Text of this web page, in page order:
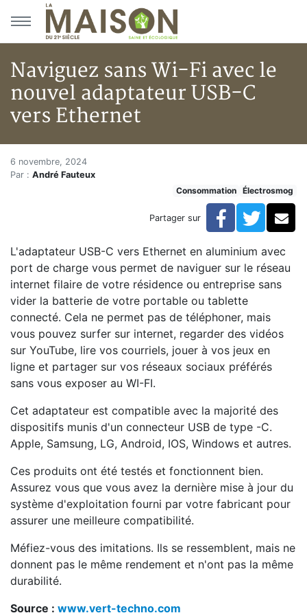
Aller au menu principal
Aller au contenu principal
Naviguez sans Wi-Fi avec le
nouvel adaptateur USB-C
vers Ethernet
Accueil
Articles
Naviguez sans Wi-Fi avec le nouvel adaptateur USB-
Naviguez sans Wi-Fi avec le
6 novembre, 2024
Par : André Fauteux
Consommation
Électrosmog
Partager sur Facebook
L'adaptateur USB-C vers Ethernet en aluminium avec
port de charge vous permet de naviguer sur le réseau
internet filaire de votre résidence ou entreprise sans
vider la batterie de votre portable ou tablette
connecté. Cela ne permet pas de téléphoner, mais
vous pouvez surfer sur internet, regarder des vidéos
sur YouTube, lire vos courriels, jouer à vos jeux en
ligne et partager sur vos réseaux sociaux préférés
sans vous exposer au WI-FI.
Cet adaptateur est compatible avec la majorité des
dispositifs munis d'un connecteur USB de type -C.
Apple, Samsung, LG, Android, IOS, Windows et autres.
Ces produits ont été testés et fonctionnent bien.
Assurez vous que vous avez la dernière mise à jour du
système d'exploitation fourni par votre fabricant pour
assurer une meilleure compatibilité.
Méfiez-vous des imitations. Ils se ressemblent, mais ne
donnent pas le même rendement et n'ont pas la même
durabilité.
Source : www.vert-techno.com